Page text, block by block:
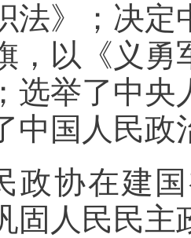
法》；决定
，以《义勇
选举了中央
中国人民政
政协在建
固人民民主